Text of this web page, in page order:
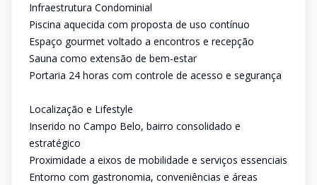
Infraestrutura Condominial
Piscina aquecida com proposta de uso contínuo
Espaço gourmet voltado a encontros e recepção
Sauna como extensão de bem-estar
Portaria 24 horas com controle de acesso e segurança
Localização e Lifestyle
Inserido no Campo Belo, bairro consolidado e
estratégico
Proximidade a eixos de mobilidade e serviços essenciais
Entorno com gastronomia, conveniências e áreas